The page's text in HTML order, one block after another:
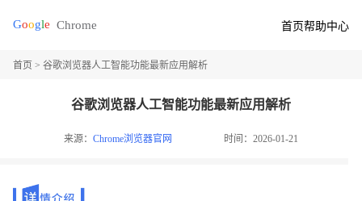
首页帮助中心
首页 > 谷歌浏览器人工智能功能最新应用解析
谷歌浏览器人工智能功能最新应用解析
来源：Chrome浏览器官网 时间：2026-01-21